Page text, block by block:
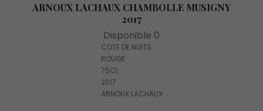
ARNOUX LACHAUX CHAMBOLLE MUSIGNY
2017
Disponible 0
COTE DE NUITS
ROUGE
75CL
2017
ARNOUX LACHAUX